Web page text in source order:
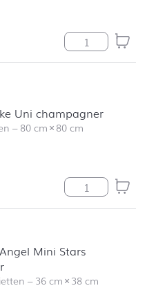
Serviette Stars
Uni champagner
–80 cm×80 cm
Mitteldecke
Mini Stars
–36 cm×38 cm